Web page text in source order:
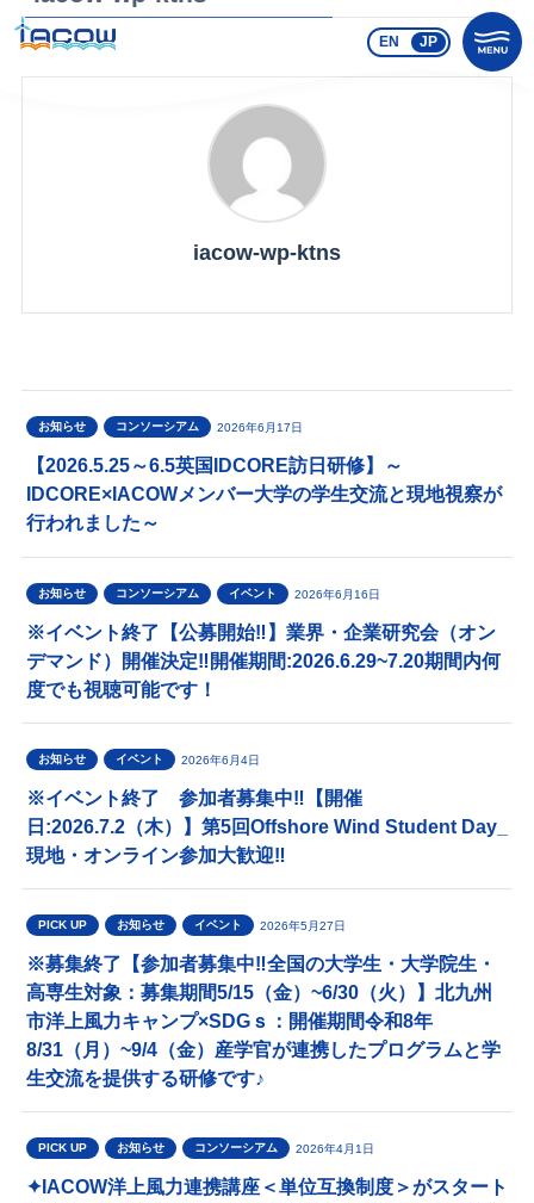
EN JP
iacow-wp-ktns
お知らせ コンソーシアム 2026年6月17日
【2026.5.25～6.5英国IDCORE訪日研修】～
IDCORE×IACOWメンバー大学の学生交流と現地視察が
行われました～
お知らせ コンソーシアム イベント 2026年6月16日
※イベント終了【公募開始‼】業界・企業研究会（オン
デマンド）開催決定‼開催期間:2026.6.29~7.20期間内何
度でも視聴可能です！
お知らせ イベント 2026年6月4日
※イベント終了 参加者募集中‼【開催
日:2026.7.2（木）】第5回Offshore Wind Student Day_
現地・オンライン参加大歓迎‼
PICK UP お知らせ イベント 2026年5月27日
※募集終了【参加者募集中‼全国の大学生・大学院生・
高専生対象：募集期間5/15（金）~6/30（火）】北九州
市洋上風力キャンプ×SDGｓ：開催期間令和8年
8/31（月）~9/4（金）産学官が連携したプログラムと学
生交流を提供する研修です♪
PICK UP お知らせ コンソーシアム 2026年4月1日
✦IACOW洋上風力連携講座＜単位互換制度＞がスタート